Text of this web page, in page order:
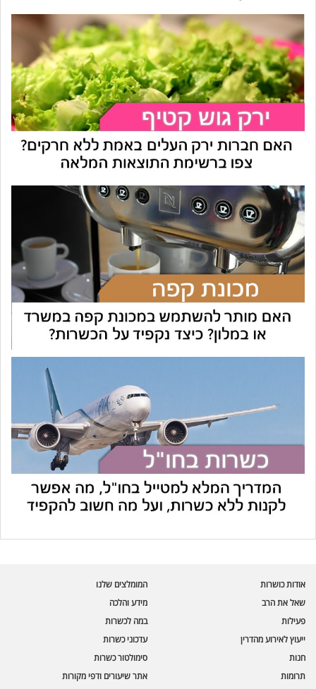
אודות כושרות
שאל את הרב
פעילות
ייעוץ לאירוע מהדרין
המומלצים שלנו
מידע והלכה
במה לכשרות
עדכוני כשרות
חנות
תרומות
סימולטור כשרות
אתר שיעורים ודפי מקורות
🪲 בדיקת חרקים
מספר כושרות ומאמרי האתר